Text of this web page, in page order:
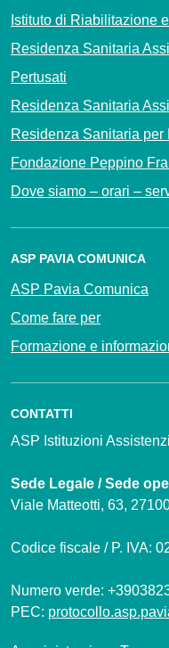
Istituto di Riabilitazione
Residenza Sanitaria
Pertusati
Residenza Sanitaria
Residenza Sanitaria
Fondazione Peppino
Dove siamo – orari –
ASP PAVIA COMUNICA
ASP Pavia Comunica
Come fare per
Formazione e
CONTATTI
ASP Istituzioni
Sede Legale / Sede
Viale Matteotti, 63,
Codice fiscale / P. IVA:
Numero verde:
PEC: